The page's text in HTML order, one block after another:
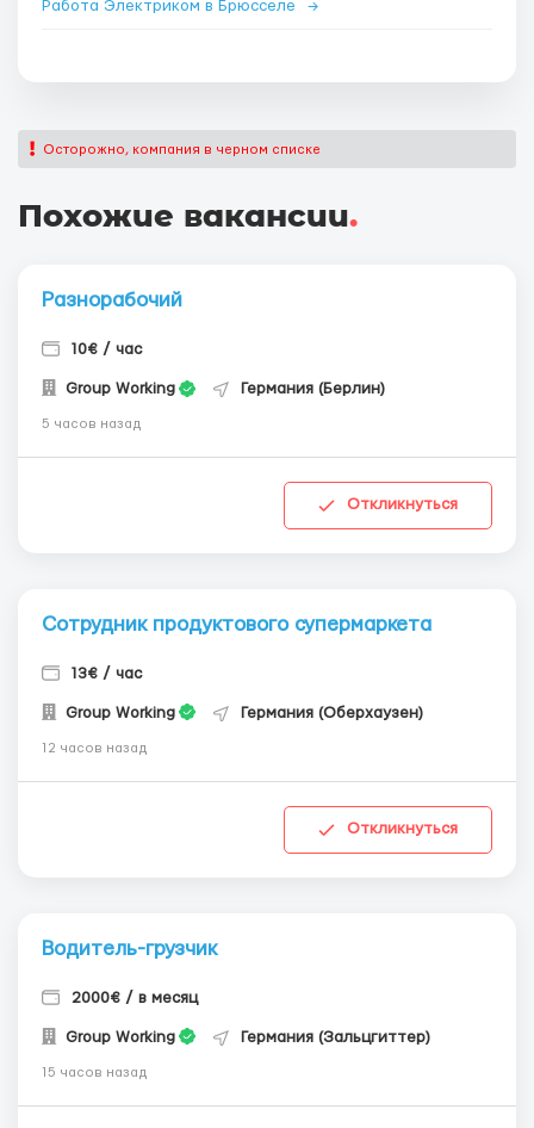
Работа Электриком в Брюсселе →
Осторожно, компания в черном списке
Похожие вакансии.
Разнорабочий
10€ / час
Group Working Германия (Берлин)
5 часов назад
Откликнуться
Сотрудник продуктового супермаркета
13€ / час
Group Working Германия (Оберхаузен)
12 часов назад
Откликнуться
Водитель-грузчик
2000€ / в месяц
Group Working Германия (Зальцгиттер)
15 часов назад